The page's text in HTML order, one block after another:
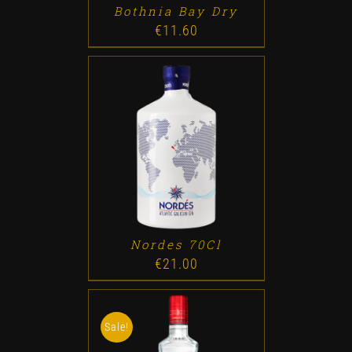
Bothnia Bay Dry
€11.60
ADD TO CART / DETALLES
Nordes 70Cl
€21.00
Sale!